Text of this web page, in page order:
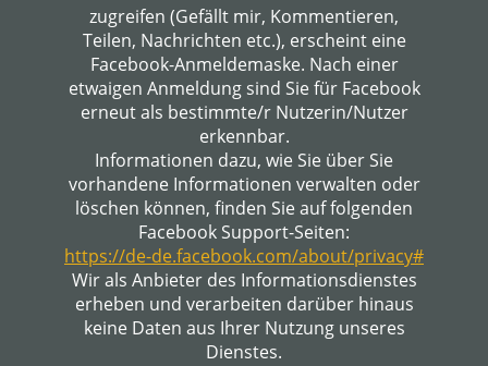
zugreifen (Gefällt mir, Kommentieren,
Teilen, Nachrichten etc.), erscheint eine
Facebook-Anmeldemaske. Nach einer
etwaigen Anmeldung sind Sie für Facebook
erneut als bestimmte/r Nutzerin/Nutzer
erkennbar.
Informationen dazu, wie Sie über Sie
vorhandene Informationen verwalten oder
löschen können, finden Sie auf folgenden
Facebook Support-Seiten:
https://de-de.facebook.com/about/privacy#
Wir als Anbieter des Informationsdienstes
erheben und verarbeiten darüber hinaus
keine Daten aus Ihrer Nutzung unseres
Dienstes.